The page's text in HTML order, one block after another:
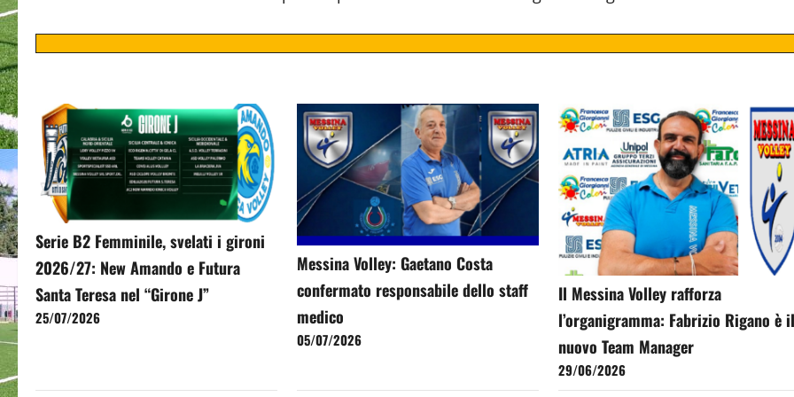
Serie B2 Femminile, svelati i gironi
2026/27: New Amando e Futura
Santa Teresa nel “Girone J”
25/07/2026
Messina Volley: Gaetano Costa
confermato responsabile dello staff
medico
05/07/2026
Il Messina Volley rafforza
l’organigramma: Fabrizio Rigano è
nuovo Team Manager
29/06/2026